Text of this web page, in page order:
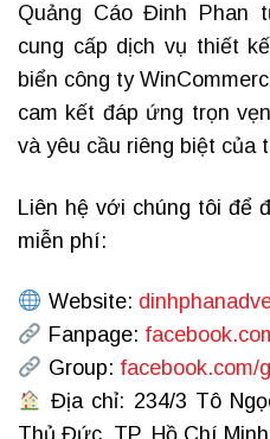
Quảng Cáo Đinh Phan
cung cấp dịch vụ thiết
biển công ty
cam kết đáp ứng trọn
và yêu cầu riêng biệt của
Liên hệ với chúng tôi để
miễn phí:
Website:
Fanpage:
Group: facebook.com/
Địa chỉ: 234/3 Tô